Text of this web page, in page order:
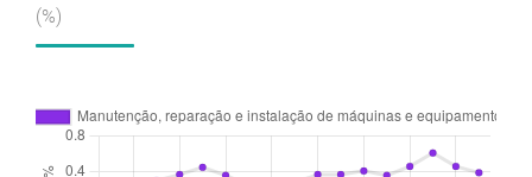
(%)